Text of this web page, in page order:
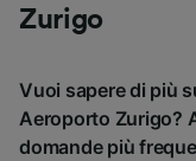
Zurigo
Vuoi sapere di più
Aeroporto Zurigo?
domande più